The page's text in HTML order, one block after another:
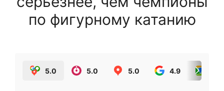
по фигурному катанию
5.0 5.0 5.0 4.9